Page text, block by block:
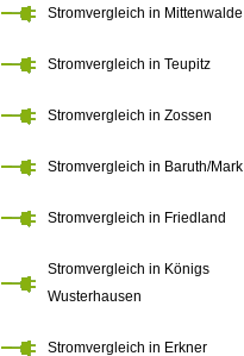
Stromvergleich in Mittenwalde
Stromvergleich in Teupitz
Stromvergleich in Zossen
Stromvergleich in Baruth/Mark
Stromvergleich in Friedland
Stromvergleich in Königs
Wusterhausen
Stromvergleich in Erkner